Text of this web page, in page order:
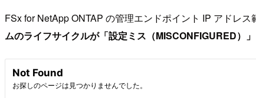
FSx for NetApp ONTAP の管理エンドポイント IP アドレ
ムのライフサイクルが「設定ミス（MISCONFIGURED）